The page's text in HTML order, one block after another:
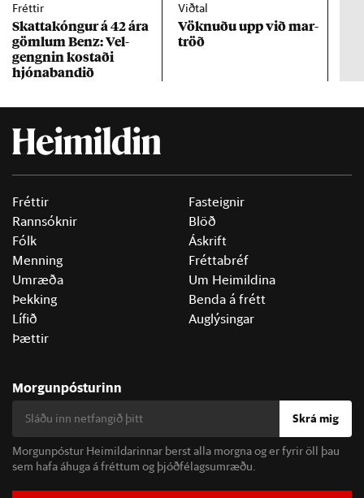
Fréttir
Skattakóng­ur á 42 ára
göml­um Benz: Vel­
gengn­in kostaði
hjóna­band­ið
Viðtal
Vökn­uðu upp við mar­
tröð
Fréttir
Rannsóknir
Fólk
Menning
Umræða
Þekking
Lífið
Þættir
Fasteignir
Blöð
Áskrift
Fréttabréf
Um Heimildina
Benda á frétt
Auglýsingar
Morgunpósturinn
Skrá mig
Morgunpóstur Heimildarinnar berst alla morgna og er fyrir öll þau
sem hafa áhuga á fréttum og þjóðfélagsumræðu.